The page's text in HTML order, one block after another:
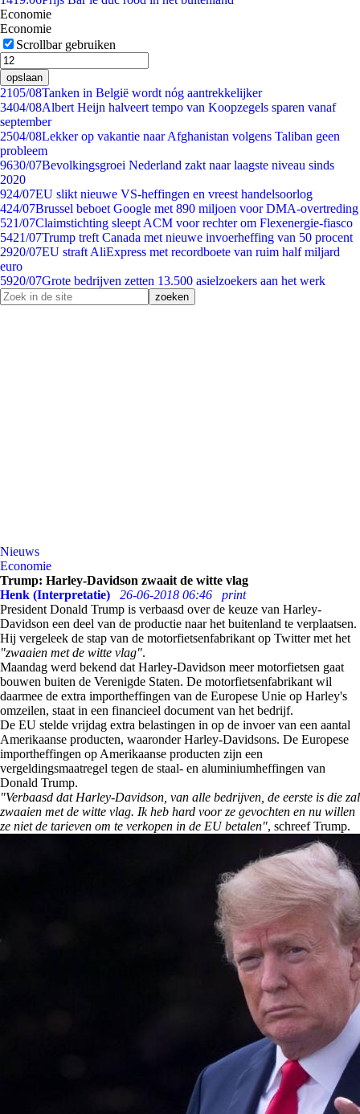
Economie
Economie
Scrollbar gebruiken
opslaan
2105/08Tanken in België wordt nóg aantrekkelijker
3404/08Albert Heijn halveert tempo van Koopzegels sparen vanaf
september
2504/08Lekker op vakantie naar Afghanistan volgens Taliban geen
probleem
9630/07Bevolkingsgroei Nederland zakt naar laagste niveau sinds
2020
924/07EU slikt nieuwe VS-heffingen en vreest handelsoorlog
424/07Brussel beboet Google met 890 miljoen voor DMA-overtreding
521/07Claimstichting sleept ACM voor rechter om Flexenergie-fiasco
5421/07Trump treft Canada met nieuwe invoerheffing van 50 procent
2920/07EU straft AliExpress met recordboete van ruim half miljard
euro
5920/07Grote bedrijven zetten 13.500 asielzoekers aan het werk
Nieuws
Economie
Trump: Harley-Davidson zwaait de witte vlag
Henk (Interpretatie)
26-06-2018 06:46
print
President Donald Trump is verbaasd over de keuze van Harley-
Davidson een deel van de productie naar het buitenland te verplaatsen.
Hij vergeleek de stap van de motorfietsenfabrikant op Twitter met het
"zwaaien met de witte vlag".
Maandag werd bekend dat Harley-Davidson meer motorfietsen gaat
bouwen buiten de Verenigde Staten. De motorfietsenfabrikant wil
daarmee de extra importheffingen van de Europese Unie op Harley's
omzeilen, staat in een financieel document van het bedrijf.
De EU stelde vrijdag extra belastingen in op de invoer van een aantal
Amerikaanse producten, waaronder Harley-Davidsons. De Europese
importheffingen op Amerikaanse producten zijn een
vergeldingsmaatregel tegen de staal- en aluminiumheffingen van
Donald Trump.
"Verbaasd dat Harley-Davidson, van alle bedrijven, de eerste is die zal
zwaaien met de witte vlag. Ik heb hard voor ze gevochten en nu willen
ze niet de tarieven om te verkopen in de EU betalen", schreef Trump.